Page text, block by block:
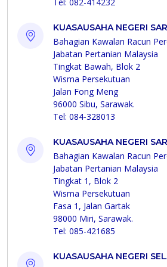
KUASAUSAHA NEGERI
Bahagian Kawalan Racun
Jabatan Pertanian Malaysia
Tingkat Bawah, Blok 2
Wisma Persekutuan
Jalan Fong Meng
96000 Sibu, Sarawak.
Tel: 084-328013
KUASAUSAHA NEGERI
Bahagian Kawalan Racun
Jabatan Pertanian Malaysia
Tingkat 1, Blok 2
Wisma Persekutuan
Fasa 1, Jalan Gartak
98000 Miri, Sarawak.
Tel: 085-421685
KUASAUSAHA NEGERI